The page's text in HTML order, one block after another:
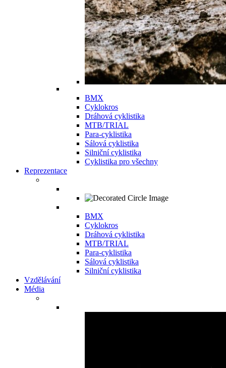
BMX
Cyklokros
Dráhová cyklistika
MTB/TRIAL
Para-cyklistika
Sálová cyklistika
Silniční cyklistika
Cyklistika pro všechny
Reprezentace
BMX
Cyklokros
Dráhová cyklistika
MTB/TRIAL
Para-cyklistika
Sálová cyklistika
Silniční cyklistika
Vzdělávání
Média